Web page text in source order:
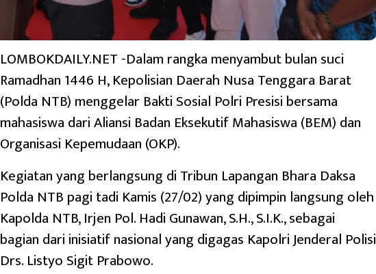
LOMBOKDAILY.NET -Dalam rangka menyambut bulan suci
Ramadhan 1446 H, Kepolisian Daerah Nusa Tenggara Barat
(Polda NTB) menggelar Bakti Sosial Polri Presisi bersama
mahasiswa dari Aliansi Badan Eksekutif Mahasiswa (BEM) dan
Organisasi Kepemudaan (OKP).
Kegiatan yang berlangsung di Tribun Lapangan Bhara Daksa
Polda NTB pagi tadi Kamis (27/02) yang dipimpin langsung oleh
Kapolda NTB, Irjen Pol. Hadi Gunawan, S.H., S.I.K., sebagai
bagian dari inisiatif nasional yang digagas Kapolri Jenderal Polisi
Drs. Listyo Sigit Prabowo.